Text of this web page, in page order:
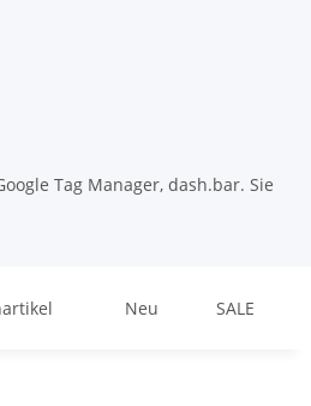
Tag Manager, dash.bar. Sie
Neu SALE